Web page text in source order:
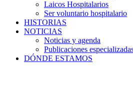
Laicos Hospitalarios
Ser voluntario hospitalario
HISTORIAS
NOTICIAS
Noticias y agenda
Publicaciones
DÓNDE ESTAMOS